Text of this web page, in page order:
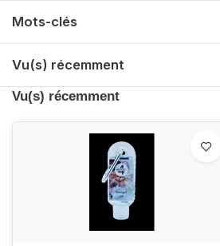
Mots-clés
Vu(s) récemment
Vu(s) récemment